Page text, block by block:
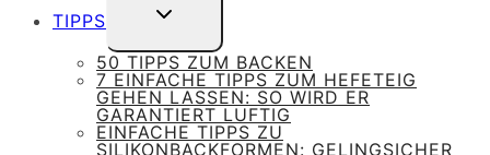
TIPPS
UNTERMENÜ
UMSCHALTEN
50 TIPPS ZUM BACKEN
7 EINFACHE TIPPS ZUM HEFETEIG
GEHEN LASSEN: SO WIRD ER
GARANTIERT LUFTIG
EINFACHE TIPPS ZU
SILIKONBACKFORMEN: GELINGSICHER